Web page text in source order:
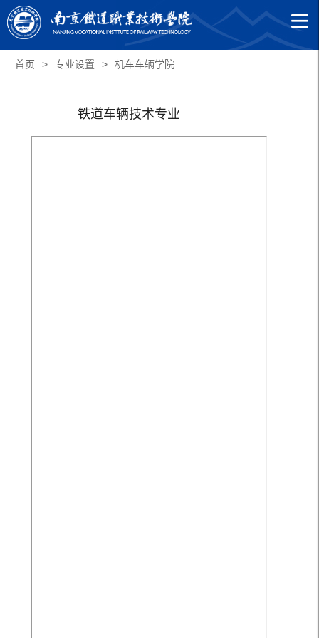
首页 > 专业设置 > 机车车辆学院
铁道车辆技术专业